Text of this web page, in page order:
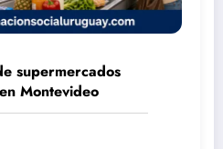
supermercados
Montevideo